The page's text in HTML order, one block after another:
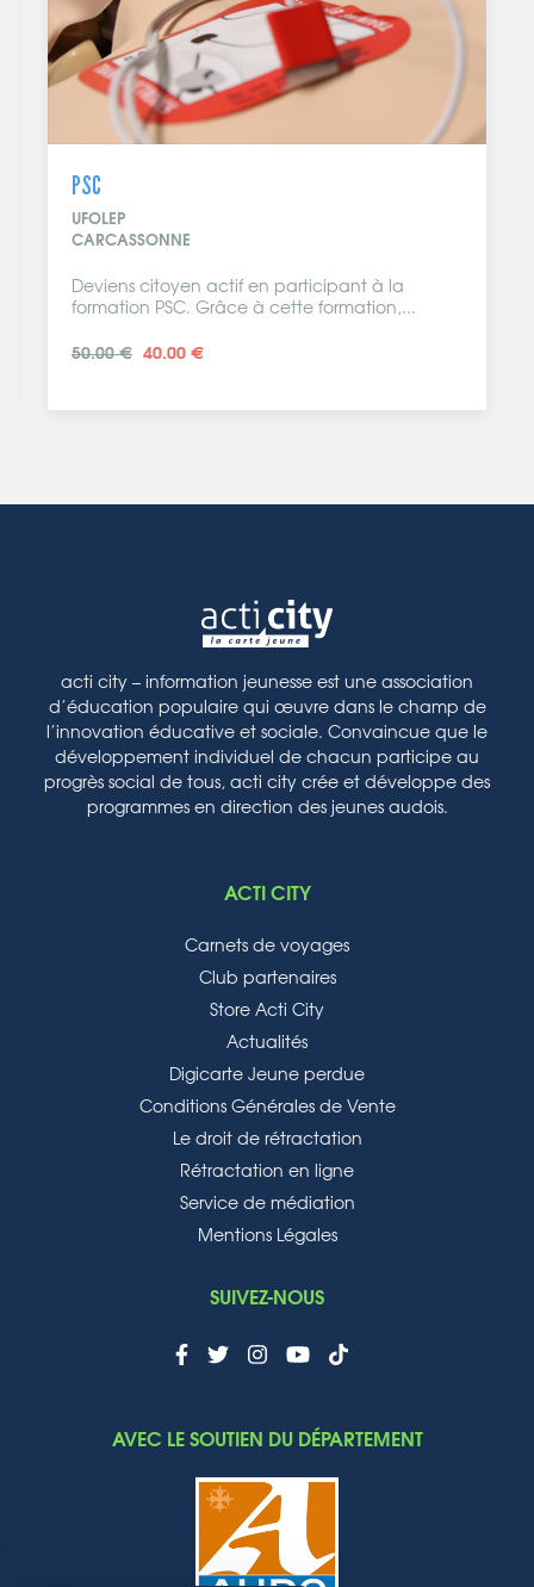
PSC
UFOLEP
CARCASSONNE
Deviens citoyen actif en participant à la
formation PSC. Grâce à cette formation,...
50.00 € 40.00 €
acti city – information jeunesse est une association
d’éducation populaire qui œuvre dans le champ de
l’innovation éducative et sociale. Convaincue que le
développement individuel de chacun participe au
progrès social de tous, acti city crée et développe des
programmes en direction des jeunes audois.
ACTI CITY
Carnets de voyages
Club partenaires
Store Acti City
Actualités
Digicarte Jeune perdue
Conditions Générales de Vente
Le droit de rétractation
Rétractation en ligne
Service de médiation
Mentions Légales
SUIVEZ-NOUS
AVEC LE SOUTIEN DU DÉPARTEMENT